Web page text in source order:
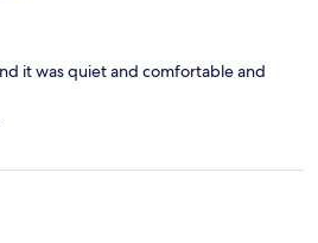
it was quiet and comfortable and